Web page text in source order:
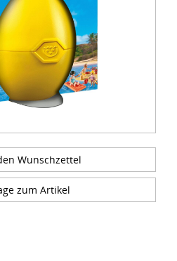
Wunschzettel
zum Artikel